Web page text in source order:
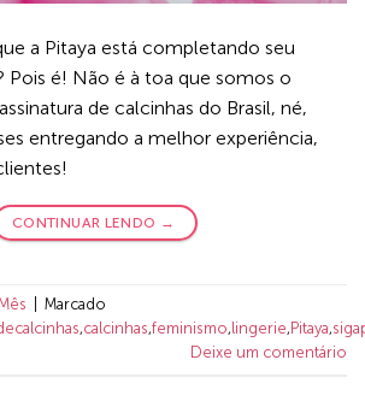
a Pitaya está completando seu
Pois é! Não é à toa que somos o
de calcinhas do Brasil, né,
entregando a melhor experiência,
CONTINUAR LENDO →
Marcado
,calcinhas,feminismo,lingerie, Pitaya,
Deixe um comentário